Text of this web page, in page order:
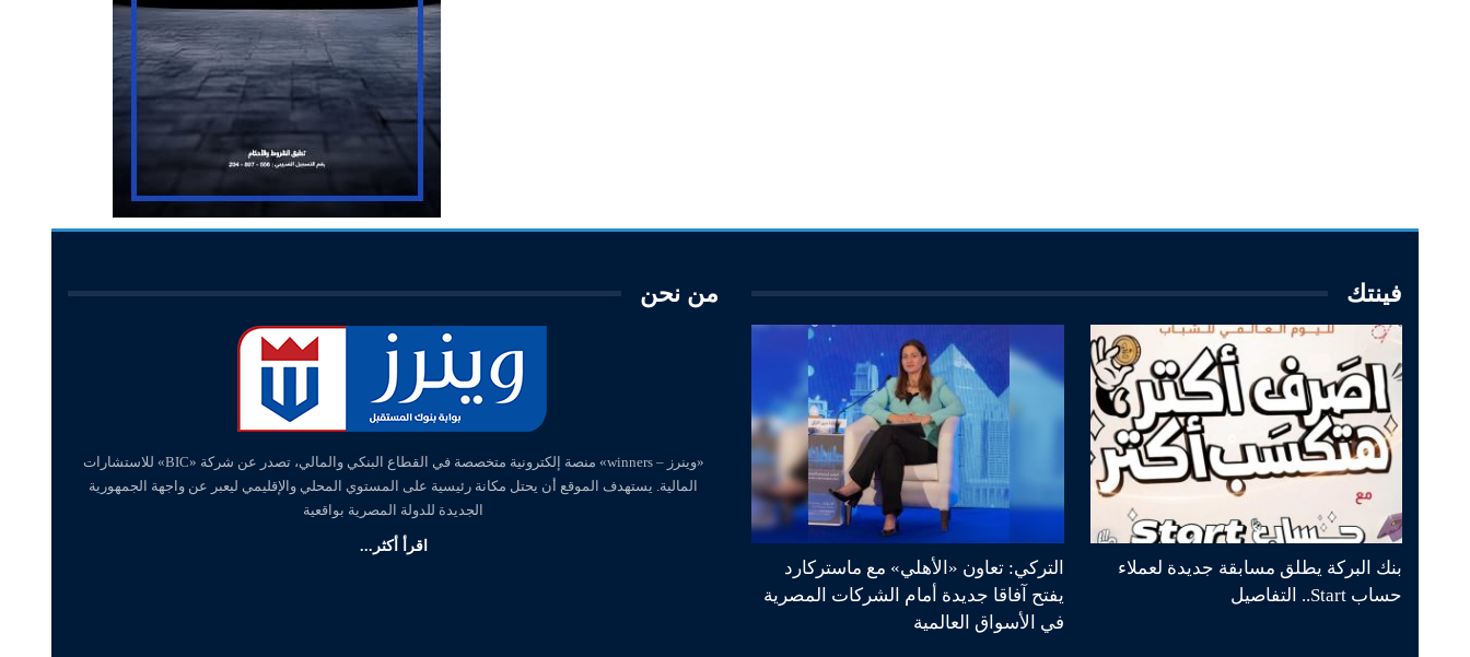
فينتك
بنك البركة يطلق مسابقة جديدة لعملاء
حساب Start.. التفاصيل
التركي: تعاون «الأهلي» مع ماستركارد
يفتح آفاقا جديدة أمام الشركات المصرية
في الأسواق العالمية
من نحن
«وينرز – winners» منصة إلكترونية متخصصة في القطاع البنكي والمالي، تصدر عن شركة «BIC» للاستشارات
المالية. يستهدف الموقع أن يحتل مكانة رئيسية على المستوي المحلي والإقليمي ليعبر عن واجهة الجمهورية
الجديدة للدولة المصرية بواقعية
اقرأ أكثر...